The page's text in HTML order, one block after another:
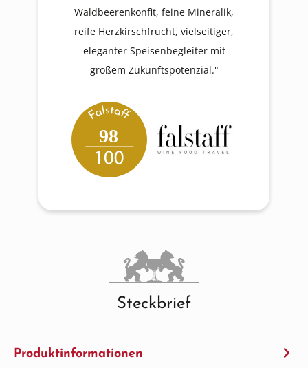
Waldbeerenkonfit, feine Mineralik,
reife Herzkirschfrucht, vielseitiger,
eleganter Speisenbegleiter mit
großem Zukunftspotenzial."
98
Steckbrief
Produktinformationen